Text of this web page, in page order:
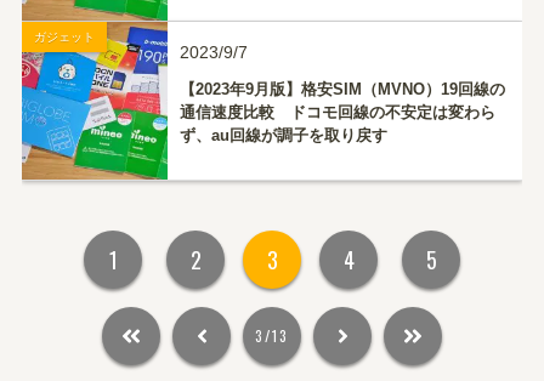
ガジェット
2023/9/7
【2023年9月版】格安SIM（MVNO）19回線の
通信速度比較 ドコモ回線の不安定は変わら
ず、au回線が調子を取り戻す
1 2 3 4 5
3/13